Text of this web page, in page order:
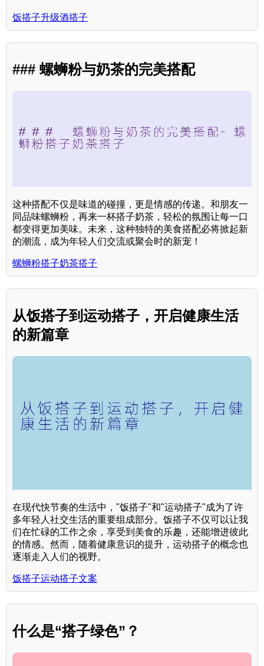
饭搭子升级酒搭子
### 螺蛳粉与奶茶的完美搭配
这种搭配不仅是味道的碰撞，更是情感的传递。和朋友一
同品味螺蛳粉，再来一杯搭子奶茶，轻松的氛围让每一口
都变得更加美味。未来，这种独特的美食搭配必将掀起新
的潮流，成为年轻人们交流或聚会时的新宠！
螺蛳粉搭子奶茶搭子
从饭搭子到运动搭子，开启健康生活
的新篇章
在现代快节奏的生活中，"饭搭子"和"运动搭子"成为了许
多年轻人社交生活的重要组成部分。饭搭子不仅可以让我
们在忙碌的工作之余，享受到美食的乐趣，还能增进彼此
的情感。然而，随着健康意识的提升，运动搭子的概念也
逐渐走入人们的视野。
饭搭子运动搭子文案
什么是“搭子绿色”？